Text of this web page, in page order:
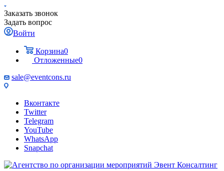
Заказать звонок
Задать вопрос
Войти
Корзина0
Отложенные0
sale@eventcons.ru
Вконтакте
Twitter
Telegram
YouTube
WhatsApp
Snapchat